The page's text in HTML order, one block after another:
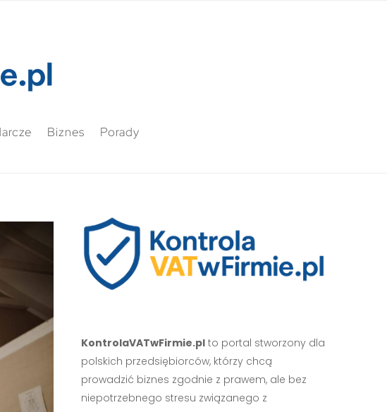
Biznes Porady
KontrolaVATwFirmie.plto portal stworzony dla
polskich przedsiębiorców, którzy chcą
prowadzić biznes zgodnie z prawem, ale bez
niepotrzebnego stresu związanego z